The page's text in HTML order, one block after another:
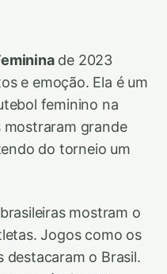
de 2023
e emoção. Ela é um
feminino na
mostraram grande
do torneio um
mostram o
Jogos como os
destacaram o Brasil.